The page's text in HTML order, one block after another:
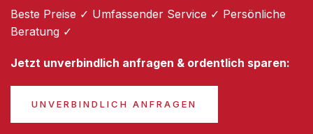
Beste Preise ✓ Umfassender Service ✓ Persönliche
Beratung ✓
Jetzt unverbindlich anfragen & ordentlich sparen:
UNVERBINDLICH ANFRAGEN